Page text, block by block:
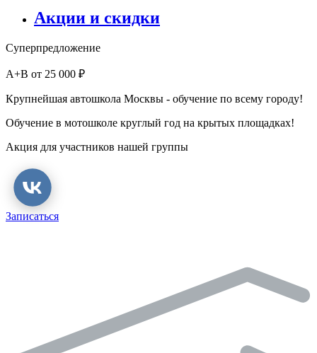
Акции и скидки
Суперпредложение
А+В от 25 000 ₽
Крупнейшая автошкола Москвы - обучение по всему городу!
Обучение в мотошколе круглый год на крытых площадках!
Акция для участников нашей группы
Записаться